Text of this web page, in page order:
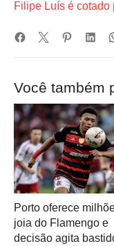
Filipe Luís é cotado
Você também
Porto oferece
joia do Flamengo e
decisão agita